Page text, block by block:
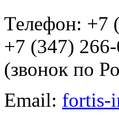
Телефон: +7
+7 (347)
(звонок по
Email: fortis-